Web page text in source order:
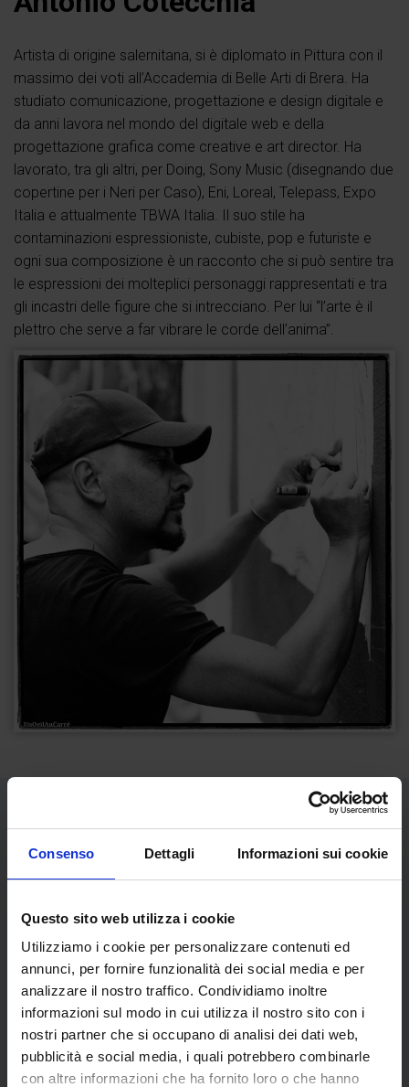
Consenso Dettagli Informazioni sui cookie
Questo sito web utilizza i cookie
Utilizziamo i cookie per personalizzare contenuti ed
annunci, per fornire funzionalità dei social media e per
analizzare il nostro traffico. Condividiamo inoltre
informazioni sul modo in cui utilizza il nostro sito con i
nostri partner che si occupano di analisi dei dati web,
pubblicità e social media, i quali potrebbero combinarle
con altre informazioni che ha fornito loro o che hanno
Artista di origine salernitana, si è diplomato in Pittura con il
massimo dei voti all’Accademia di Belle Arti di Brera. Ha
studiato comunicazione, progettazione e design digitale e
da anni lavora nel mondo del digitale web e della
progettazione grafica come creative e art director. Ha
lavorato, tra gli altri, per Doing, Sony Music (disegnando due
copertine per i Neri per Caso), Eni, Loreal, Telepass, Expo
Italia e attualmente TBWA Italia. Il suo stile ha
contaminazioni espressioniste, cubiste, pop e futuriste e
ogni sua composizione è un racconto che si può sentire tra
le espressioni dei molteplici personaggi rappresentati e tra
gli incastri delle figure che si intrecciano. Per lui “l’arte è il
plettro che serve a far vibrare le corde dell’anima”.
Opere dell'artista